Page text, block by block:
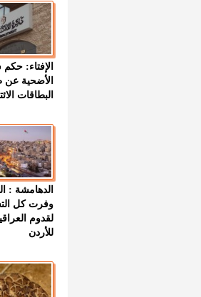
الإفتاء:
الأضحية
البطاقات
الدهامشة :
وفرت كل
لقدوم
للأردن